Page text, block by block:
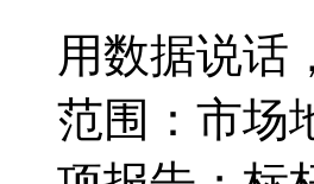
用数据说话
范围：市场